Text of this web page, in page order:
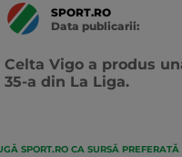
SPORT.RO
Data publicarii:
Celta Vigo a produs
35-a din La Liga.
SPORT.RO CA SURSĂ PREFERATĂ